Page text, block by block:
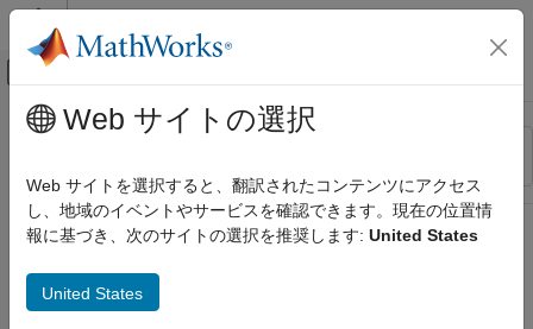
コンテンツへスキップ
オフキャンバス ナビゲーション メ
リソース
ステータス
メインコンテンツ
Web サイトの選択
Web サイトを選択すると、翻訳されたコンテンツにアクセス
し、地域のイベントやサービスを確認できます。現在の位置情
報に基づき、次のサイトの選択を推奨します: United States
United States